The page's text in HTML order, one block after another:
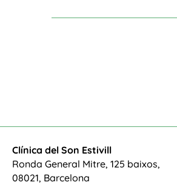
Clínica del Son Estivill
Ronda General Mitre, 125 baixos,
08021, Barcelona